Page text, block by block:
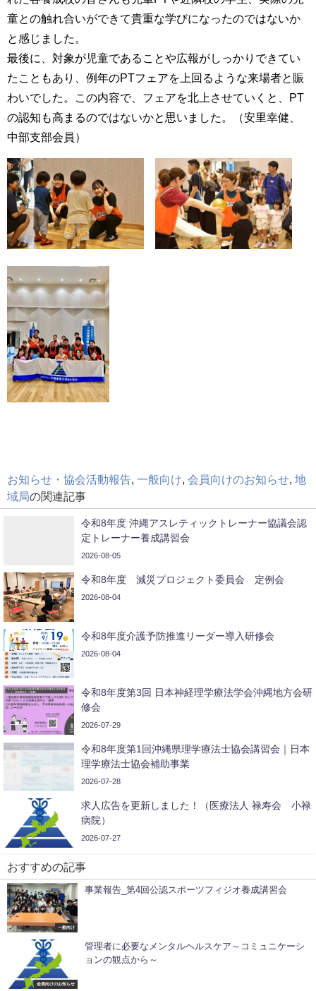
童との触れ合いができて貴重な学びになったのではないか
と感じました。
最後に、対象が児童であることや広報がしっかりできてい
たこともあり、例年のPTフェアを上回るような来場者と賑
わいでした。この内容で、フェアを北上させていくと、PT
の認知も高まるのではないかと思いました。（安里幸健、
中部支部会員）
お知らせ・協会活動報告 一般向け 会員向けのお知らせ 地
域局の関連記事
令和8年度 沖縄アスレティックトレーナー協議会認
定トレーナー養成講習会
2026-08-05
令和8年度 減災プロジェクト委員会 定例会
2026-08-04
令和8年度介護予防推進リーダー導入研修会
2026-08-04
令和8年度第3回 日本神経理学療法学会沖縄地方会研
修会
2026-07-29
令和8年度第1回沖縄県理学療法士協会講習会｜日本
理学療法士協会補助事業
2026-07-28
求人広告を更新しました！（医療法人 禄寿会 小禄
病院）
2026-07-27
おすすめの記事
一般向け
事業報告_第4回公認スポーツフィジオ養成講習会
会員向けのお知らせ
管理者に必要なメンタルヘルスケア～コミュニケーシ
ョンの観点から～